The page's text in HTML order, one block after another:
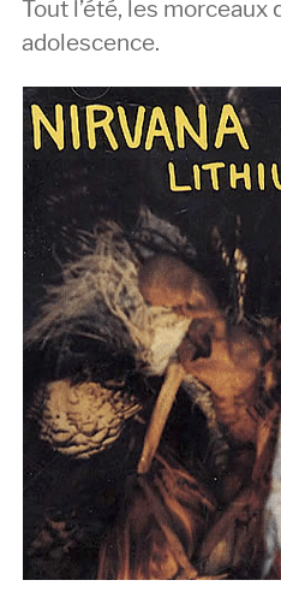
(ex-
Tout l’été, les morceaux
adolescence.